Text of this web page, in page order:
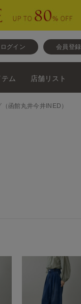
ログイン 会員登録
ム 店舗リスト
函館丸井今井INED）